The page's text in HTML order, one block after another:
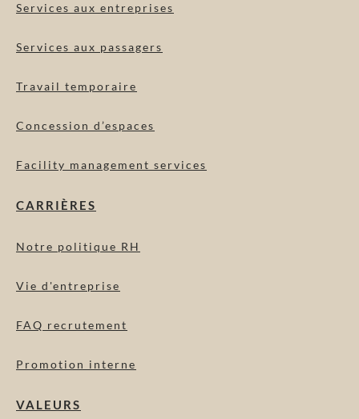
Services aux entreprises
Services aux passagers
Travail temporaire
Concession d’espaces
Facility management services
CARRIÈRES
Notre politique RH
Vie d'entreprise
FAQ recrutement
Promotion interne
VALEURS